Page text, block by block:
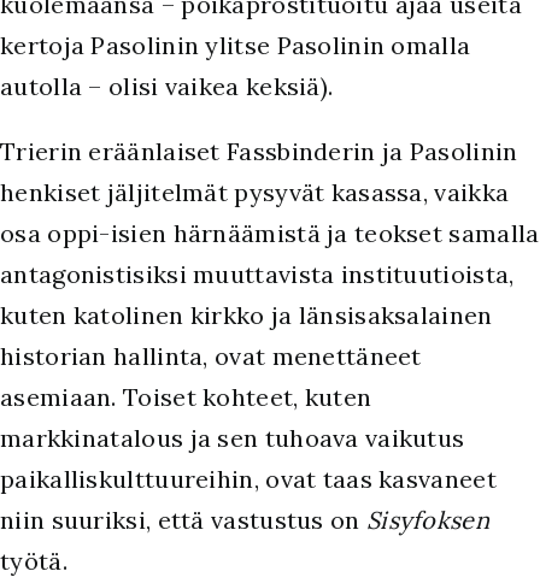
kertoja Pasolinin ylitse Pasolinin omalla
autolla – olisi vaikea keksiä).
Trierin eräänlaiset Fassbinderin ja Pasolinin
henkiset jäljitelmät pysyvät kasassa, vaikka
osa oppi-isien härnäämistä ja teokset samalla
antagonistisiksi muuttavista instituutioista,
kuten katolinen kirkko ja länsisaksalainen
historian hallinta, ovat menettäneet
asemiaan. Toiset kohteet, kuten
markkinatalous ja sen tuhoava vaikutus
paikalliskulttuureihin, ovat taas kasvaneet
niin suuriksi, että vastustus on Sisyfoksen
työtä.